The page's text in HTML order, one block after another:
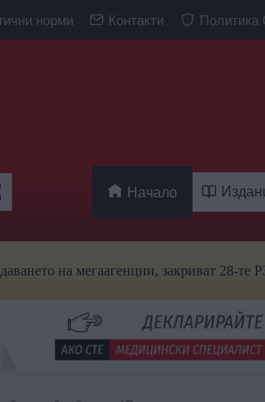
норми Контакти Политика
Начало
мегаагенции, закриват 28-те РЗИ